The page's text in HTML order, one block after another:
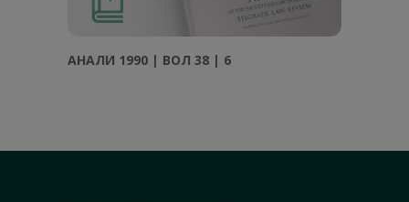
АНAЛИ 1990 | ВОЛ 38 | 6